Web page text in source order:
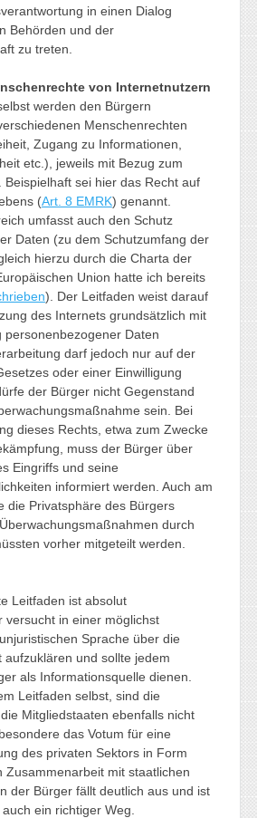
in einen Dialog
Behörden und der
zu treten.
von Internetnutzern
werden den Bürgern
Menschenrechten
Zugang zu Informationen,
etc.), jeweils mit Bezug zum
Beispielhaft sei hier das Recht auf
(Art. 8 EMRK) genannt.
umfasst auch den Schutz
Daten (zu dem Schutzumfang der
hierzu durch die Charta der
Union hatte ich bereits
). Der Leitfaden weist darauf
des Internets grundsätzlich mit
personenbezogener Daten
darf jedoch nur auf der
oder einer Einwilligung
der Bürger nicht Gegenstand
sein. Bei
dieses Rechts, etwa zum Zwecke
muss der Bürger über
Eingriffs und seine
informiert werden. Auch am
die Privatsphäre des Bürgers
durch
vorher mitgeteilt werden.
Leitfaden ist absolut
versucht in einer möglichst
Sprache über die
aufzuklären und sollte jedem
als Informationsquelle dienen.
Leitfaden selbst, sind die
Mitgliedstaaten ebenfalls nicht
das Votum für eine
des privaten Sektors in Form
Zusammenarbeit mit staatlichen
der Bürger fällt deutlich aus und ist
ein richtiger Weg.